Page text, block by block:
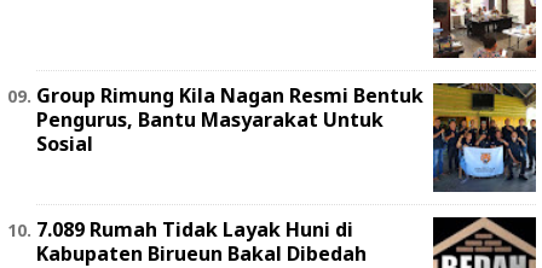
Group Rimung Kila Nagan Resmi Bentuk
Pengurus, Bantu Masyarakat Untuk
Sosial
7.089 Rumah Tidak Layak Huni di
Kabupaten Birueun Bakal Dibedah